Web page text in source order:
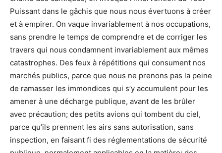
Puissant dans le gâchis que nous nous évertuons à créer
et à empirer. On vaque invariablement à nos occupations,
sans prendre le temps de comprendre et de corriger les
travers qui nous condamnent invariablement aux mêmes
catastrophes. Des feux à répétitions qui consument nos
marchés publics, parce que nous ne prenons pas la peine
de ramasser les immondices qui s’y accumulent pour les
amener à une décharge publique, avant de les brûler
avec précaution; des petits avions qui tombent du ciel,
parce qu’ils prennent les airs sans autorisation, sans
inspection, en faisant fi des réglementations de sécurité